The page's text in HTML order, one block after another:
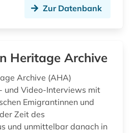
Zur Datenbank
Heritage Archive
Archive (AHA)
und Video-Interviews mit
Emigrantinnen und
Zeit des
und unmittelbar danach in